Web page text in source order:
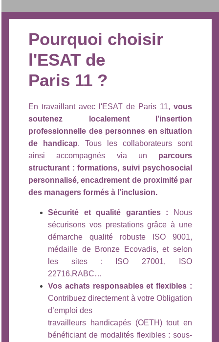
Pourquoi choisir
l'ESAT de
Paris 11 ?
En travaillant avec l'ESAT de Paris 11, vous
soutenez localement l'insertion
professionnelle des personnes en situation
de handicap. Tous les collaborateurs sont
ainsi accompagnés via un parcours
structurant : formations, suivi psychosocial
personnalisé, encadrement de proximité par
des managers formés à l'inclusion.
Sécurité et qualité garanties : Nous
sécurisons vos prestations grâce à une
démarche qualité robuste ISO 9001,
médaille de Bronze Ecovadis, et selon
les sites : ISO 27001, ISO
22716,RABC…
Vos achats responsables et flexibles :
Contribuez directement à votre Obligation
d’emploi des
travailleurs handicapés (OETH) tout en
bénéficiant de modalités flexibles : sous-